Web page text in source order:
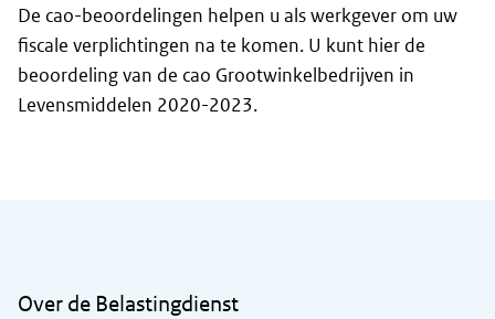
De cao-beoordelingen helpen u als werkgever om uw
fiscale verplichtingen na te komen. U kunt hier de
beoordeling van de cao Grootwinkelbedrijven in
Levensmiddelen 2020-2023.
Over de Belastingdienst